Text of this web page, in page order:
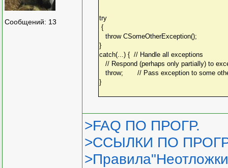
Сообщений: 13
try
{
throw CSomeOtherException();
}
catch(...) { // Handle all exceptions
// Respond (perhaps only partially) to
throw; // Pass exception to some
}
>FAQ ПО ПРОГР.
>ССЫЛКИ ПО